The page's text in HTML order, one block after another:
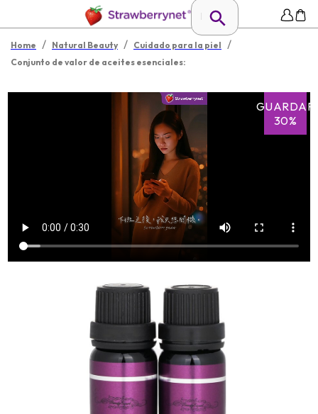
Home / Natural Beauty / Cuidado para la piel /
Conjunto de valor de aceites esenciales:
GUARDAR
30%